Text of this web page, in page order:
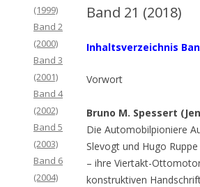
Band 21 (2018)
Inhaltsverzeichnis
Vorwort
Bruno M. Spessert
Die Automobilpioniere
Slevogt und Hugo Ruppe
– ihre Viertakt-
konstruktiven
(1999)
Band 2
(2000)
Band 3
(2001)
Band 4
(2002)
Band 5
(2003)
Band 6
(2004)